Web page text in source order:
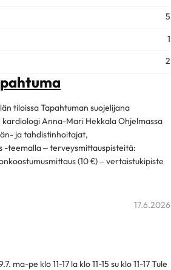
5
1
2
tiloissa Tapahtuman suojelijana
Anna-Mari Hekkala Ohjelmassa
ja tahdistinhoitajat,
-teemalla – terveysmittauspisteitä:
(10 €) – vertaistukipiste
17.6.2026
pe klo 11-17 la klo 11-15 su klo 11-17 Tule